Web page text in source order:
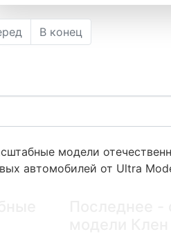
В конец
модели
автомобилей от Ultra